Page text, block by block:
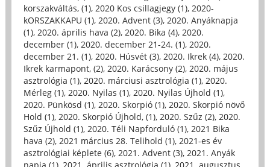
korszakváltás, (1), 2020 Kos csillagjegy (1), 2020-
kORSZAKKAPU (1), 2020. Advent (3), 2020. Anyáknapja
(1), 2020. április hava (2), 2020. Bika (4), 2020.
december (1), 2020. december 21-24. (1), 2020.
december 21. (1), 2020. Húsvét (3), 2020. Ikrek (4), 2020.
Ikrek karmapont, (2), 2020. Karácsony (2), 2020. május
asztrológia (1), 2020. márciusi asztrológia (1), 2020.
Mérleg (1), 2020. Nyilas (1), 2020. Nyilas Újhold (1),
2020. Pünkösd (1), 2020. Skorpió (1), 2020. Skorpió növő
Hold (1), 2020. Skorpió Újhold, (1), 2020. Szűz (2), 2020.
Szűz Újhold (1), 2020. Téli Napforduló (1), 2021 Bika
hava (2), 2021 március 28. Telihold (1), 2021-es év
asztrológiai képlete (6), 2021. Advent (3), 2021. Anyák